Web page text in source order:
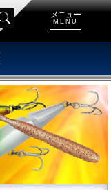
メニュー
MENU